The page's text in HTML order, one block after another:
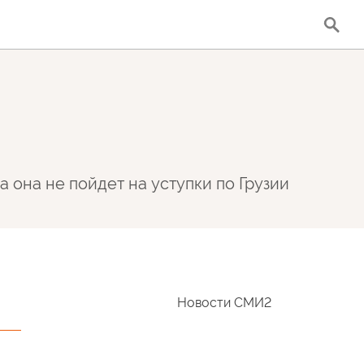
она не пойдет на уступки по Грузии
Новости СМИ2